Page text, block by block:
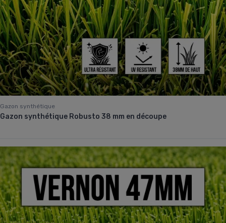
Gazon synthétique
Gazon synthétique Robusto 38 mm en découpe